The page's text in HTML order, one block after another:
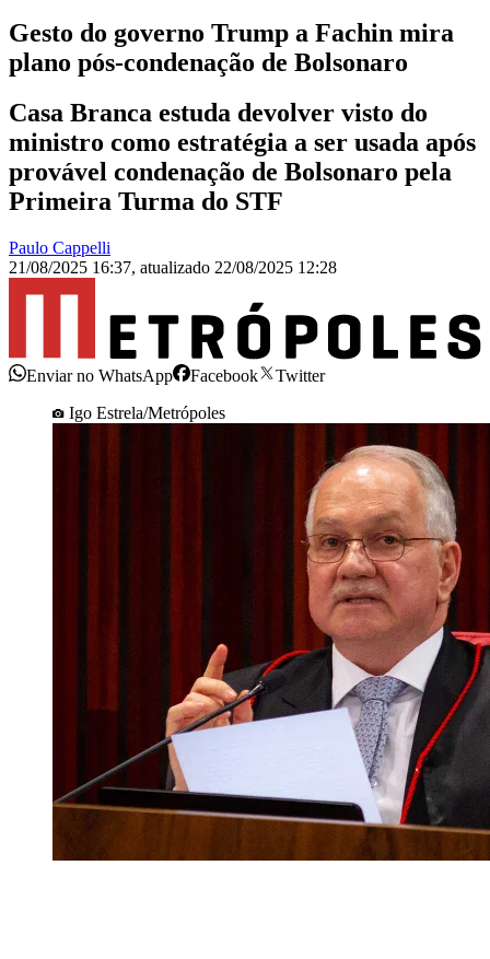
Gesto do governo Trump a Fachin mira
plano pós-condenação de Bolsonaro
Casa Branca estuda devolver visto do
ministro como estratégia a ser usada após
provável condenação de Bolsonaro pela
Primeira Turma do STF
Paulo Cappelli
21/08/2025 16:37, atualizado 22/08/2025 12:28
Enviar no WhatsApp Facebook
Twitter
Igo Estrela/Metrópoles